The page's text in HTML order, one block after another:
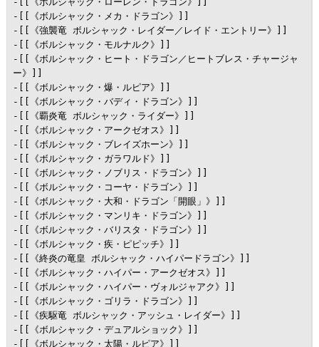
-[[《ボルシャック・メカ・ドラゴン》]]
-[[《強襲竜 ボルシャック・レイダー／レイド・エントリー》]]
-[[《ボルシャック・モルナルク》]]
-[[《ボルシャック・ヒート・ドラゴン／ヒートブレス・チャージャ
ー》]]
-[[《ボルシャック・爆・ルピア》]]
-[[《ボルシャック・バディ・ドラゴン》]]
-[[《覇炎竜 ボルシャック・ライダー》]]
-[[《ボルシャック・アークゼオス》]]
-[[《ボルシャック・ブレイズホーン》]]
-[[《ボルシャック・ガラワルド》]]
-[[《ボルシャック・ノブリス・ドラゴン》]]
-[[《ボルシャック・コーヤ・ドラゴン》]]
-[[《ボルシャック・大和・ドラゴン「開眼」》]]
-[[《ボルシャック・マンリキ・ドラゴン》]]
-[[《ボルシャック・バリスタ・ドラゴン》]]
-[[《ボルシャック・疾・ピピッチ》]]
-[[《終炎の竜皇 ボルシャック・ハイパードラゴン》]]
-[[《ボルシャック・ハイパー・アークゼオス》]]
-[[《ボルシャック・ハイパー・ヴォルジャアク》]]
-[[《ボルシャック・ゴリラ・ドラゴン》]]
-[[《疾駆竜 ボルシャック・アッシュ・レイダー》]]
-[[《ボルシャック・デュアルショック》]]
-[[《ボルシャック・太陽・ルピア》]]